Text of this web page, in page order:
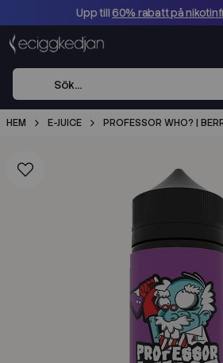
Upp till60% rabatt på
HEM E-JUICE PROFESSOR WHO? |